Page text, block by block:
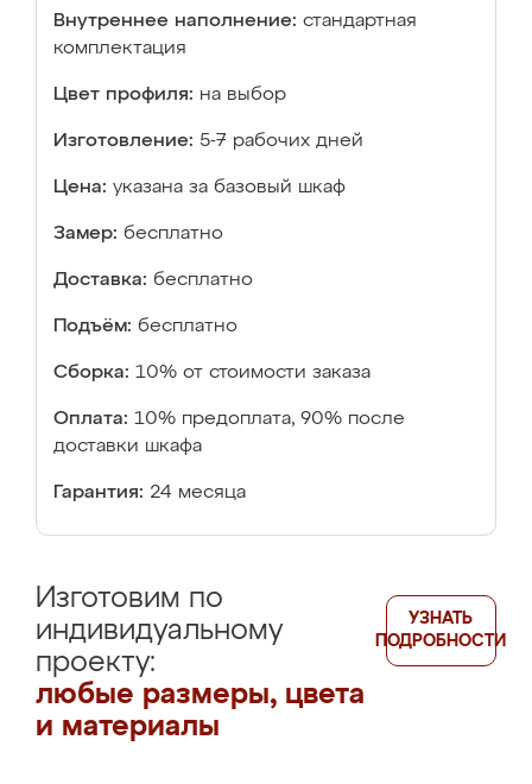
Внутреннее наполнение: стандартная
комплектация
Цвет профиля: на выбор
Изготовление: 5-7 рабочих дней
Цена: указана за базовый шкаф
Замер: бесплатно
Доставка: бесплатно
Подъём: бесплатно
Сборка: 10% от стоимости заказа
Оплата: 10% предоплата, 90% после
доставки шкафа
Гарантия: 24 месяца
Изготовим по
индивидуальному
проекту:
любые размеры, цвета
и материалы
УЗНАТЬ
ПОДРОБНОСТИ